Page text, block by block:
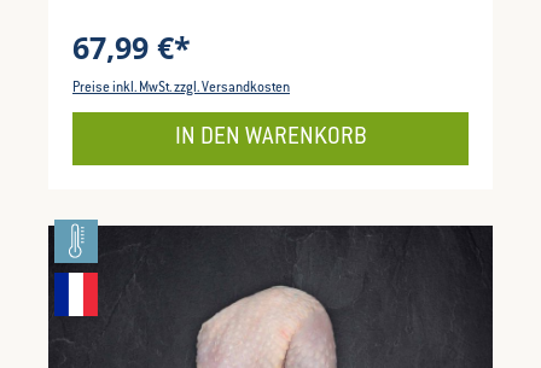
67,99 €*
Preise inkl. MwSt. zzgl. Versandkosten
IN DEN WARENKORB